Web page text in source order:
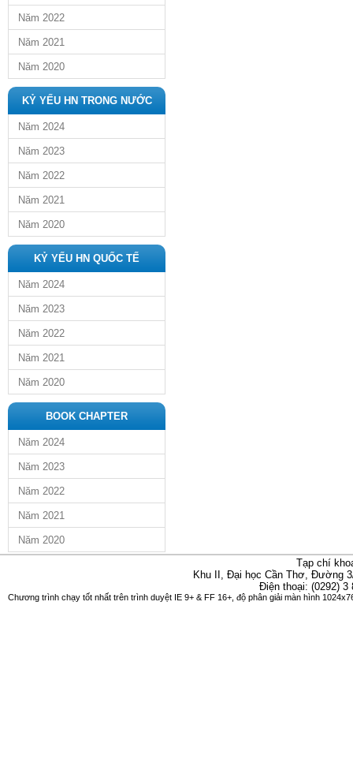
Năm 2022
Năm 2021
Năm 2020
KỶ YẾU HN TRONG NƯỚC
Năm 2024
Năm 2023
Năm 2022
Năm 2021
Năm 2020
KỶ YẾU HN QUỐC TẾ
Năm 2024
Năm 2023
Năm 2022
Năm 2021
Năm 2020
BOOK CHAPTER
Năm 2024
Năm 2023
Năm 2022
Năm 2021
Năm 2020
Tạp chí
Khu II, Đại học Cần Thơ, Đường
Điện thoại: (0292)
Chương trình chạy tốt nhất trên trình duyệt IE 9+ & FF 16+, độ phân giải màn hình